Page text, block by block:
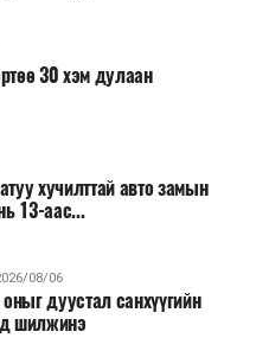
30 хэм дулаан
хучилттай авто замын
13-аас...
08/06
дуустал санхүүгийн
шилжинэ